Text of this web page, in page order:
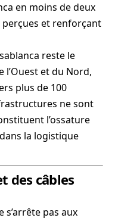
en moins de deux
perçues et renforçant
reste le
l’Ouest et du Nord,
plus de 100
ne sont
l’ossature
la logistique
des câbles
s’arrête pas aux